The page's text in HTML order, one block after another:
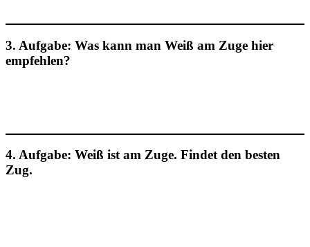
3. Aufgabe: Was kann man Weiß am Zuge hier
empfehlen?
4. Aufgabe: Weiß ist am Zuge. Findet den besten
Zug.